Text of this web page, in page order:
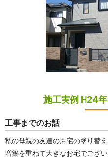
施工実例 H24
工事までのお話
私の母親の友達のお宅の塗り替え
増築を重ねて大きなお宅でござい